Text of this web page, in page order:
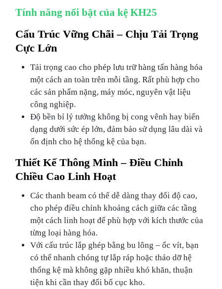
Tính năng nổi bật của kệ KH25
Cấu Trúc Vững Chãi – Chịu Tải Trọng
Cực Lớn
Tải trọng cao cho phép lưu trữ hàng tấn hàng hóa
một cách an toàn trên mỗi tầng. Rất phù hợp cho
các sản phẩm nặng, máy móc, nguyên vật liệu
công nghiệp.
Độ bền bỉ lý tưởng không bị cong vênh hay biến
dạng dưới sức ép lớn, đảm bảo sử dụng lâu dài và
ổn định cho hệ thống kệ của bạn.
Thiết Kế Thông Minh – Điều Chỉnh
Chiều Cao Linh Hoạt
Các thanh beam có thể dễ dàng thay đổi độ cao,
cho phép điều chỉnh khoảng cách giữa các tầng
một cách linh hoạt để phù hợp với kích thước của
từng loại hàng hóa.
Với cấu trúc lắp ghép bằng bu lông – ốc vít, bạn
có thể nhanh chóng tự lắp ráp hoặc tháo dỡ hệ
thống kệ mà không gặp nhiều khó khăn, thuận
tiện khi cần thay đổi bố cục kho.